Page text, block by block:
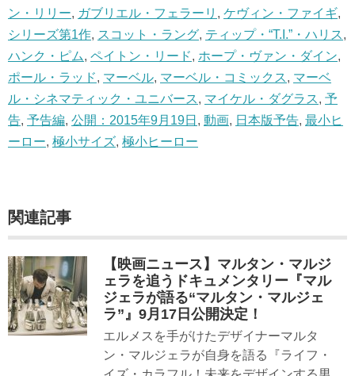
ン・リリー, ガブリエル・フェラーリ , ケヴィン・ファイギ,
シリーズ第1作, スコット・ラング, ティップ・“T.I.”・ハリス,
ハンク・ピム, ペイトン・リード, ホープ・ヴァン・ダイン,
ポール・ラッド, マーベル, マーベル・コミックス, マーベ
ル・シネマティック・ユニバース, マイケル・ダグラス, 予
告, 予告編, 公開：2015年9月19日 , 動画, 日本版予告, 最小ヒ
ーロー, 極小サイズ, 極小ヒーロー
関連記事
【映画ニュース】マルタン・マルジ
ェラを追うドキュメンタリー『マル
ジェラが語る“マルタン・マルジェ
ラ”』9月17日公開決定！
エルメスを手がけたデザイナーマルタ
ン・マルジェラが自身を語る『ライフ・